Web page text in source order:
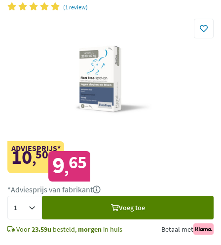
(1 review)
ADVIESPRIJS*
10,50 9,65
*Adviesprijs van fabrikant
Voeg toe
Voor23.59u besteld, morgen in huis Betaal met